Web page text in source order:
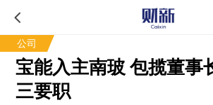
公司
宝能入主南玻 包揽董事
三要职